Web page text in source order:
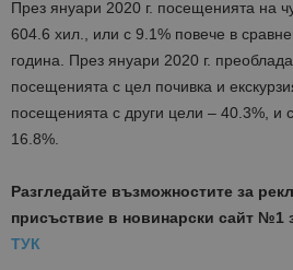
През януари 2020 г. посещенията на
604.6 хил., или с 9.1% повече в
година. През януари 2020 г.
посещенията с цел почивка и
посещенията с други цели – 40.3%, и
16.8%.
Разгледайте възможностите за
присъствие в новинарски сайт №1
ТУК